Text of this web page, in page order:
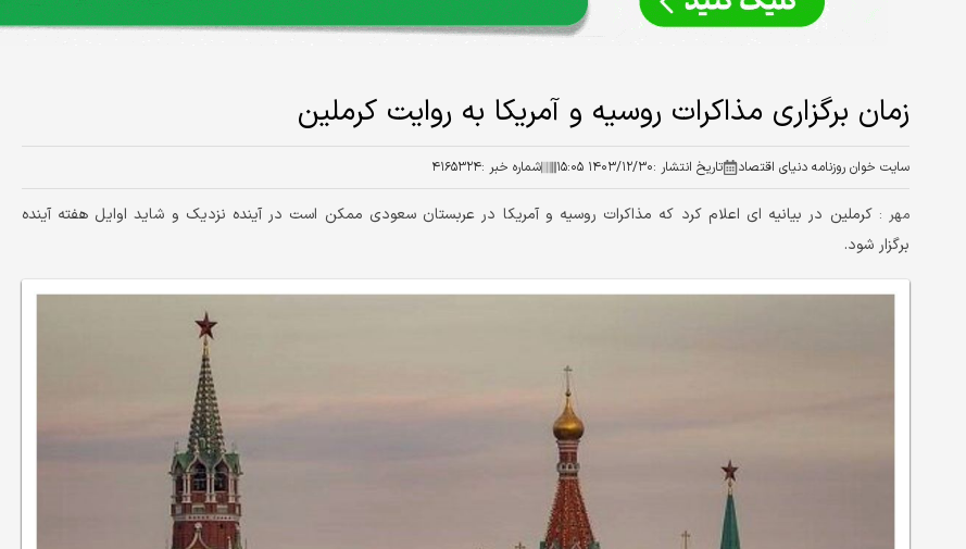
زمان برگزاری مذاکرات روسیه و آمریکا به روایت کرملین
سایت خوان روزنامه دنیای اقتصاد تاریخ انتشار :۱۴۰۳/۱۲/۳۰ ۱۵:۰۵ شماره خبر :۴۱۶۵۳۲۴
مهر :کرملین در بیانیه ای اعلام کرد که مذاکرات روسیه و آمریکا در عربستان سعودی ممکن است در آینده نزدیک و شاید اوایل هفته آینده
برگزار شود.